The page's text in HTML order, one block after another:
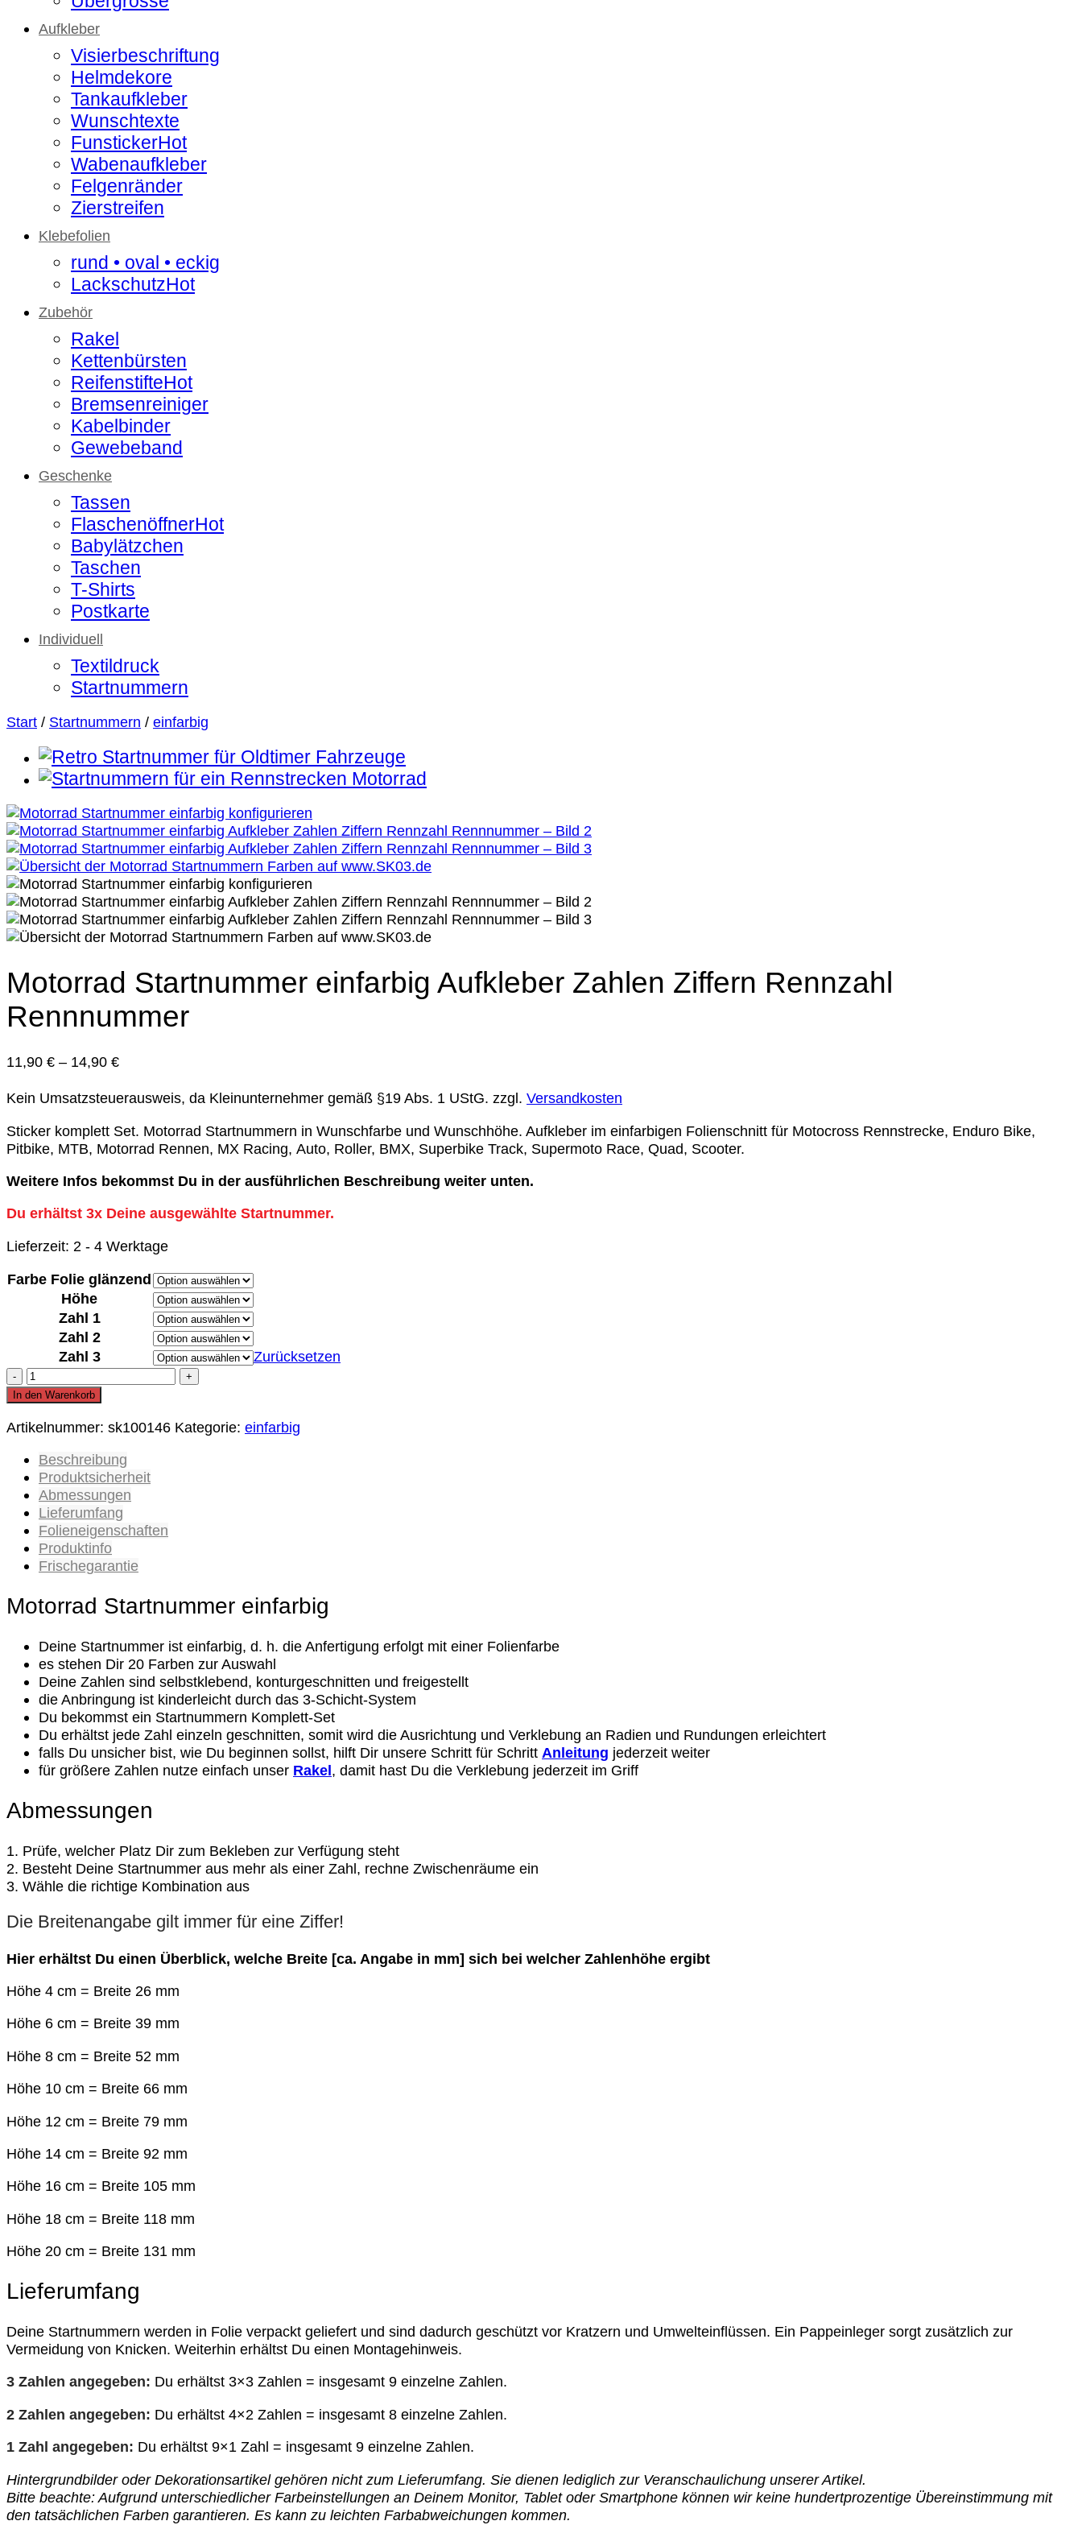
Aufkleber
Visierbeschriftung
Helmdekore
Tankaufkleber
Wunschtexte
Funsticker
Wabenaufkleber
Felgenränder
Zierstreifen
Klebefolien
rund • oval • eckig
Lackschutz
Zubehör
Rakel
Kettenbürsten
Reifenstifte
Bremsenreiniger
Kabelbinder
Gewebeband
Geschenke
Tassen
Flaschenöffner
Babylätzchen
Taschen
T-Shirts
Postkarte
Individuell
Textildruck
Startnummern
Start / Startnummern / einfarbig
Motorrad Startnummer einfarbig Aufkleber Zahlen Ziffern Rennzahl
Rennnummer
11,90 € – 14,90 €
Kein Umsatzsteuerausweis, da Kleinunternehmer gemäß §19 Abs. 1 UStG. zzgl. Versandkosten
Sticker komplett Set. Motorrad Startnummern in Wunschfarbe und Wunschhöhe. Aufkleber im einfarbigen Folienschnitt für Motocross Rennstrecke, Enduro Bike,
Pitbike, MTB, Motorrad Rennen, MX Racing, Auto, Roller, BMX, Superbike Track, Supermoto Race, Quad, Scooter.
Weitere Infos bekommst Du in der ausführlichen Beschreibung weiter unten.
Du erhältst 3x Deine ausgewählte Startnummer.
Lieferzeit: 2 - 4 Werktage
Farbe Folie glänzend
Höhe
Zahl 1
Zahl 2
Zahl 3
Zurücksetzen
Motorrad
Startnummer
Aufkleber
Ziffern
Rennzahl
Rennnummer
Menge
In den Warenkorb
Artikelnummer: sk100146 Kategorie: einfarbig
Beschreibung
Produktsicherheit
Abmessungen
Lieferumfang
Folieneigenschaften
Produktinfo
Frischegarantie
Motorrad Startnummer einfarbig
Deine Startnummer ist einfarbig, d. h. die Anfertigung erfolgt mit einer Folienfarbe
es stehen Dir 20 Farben zur Auswahl
Deine Zahlen sind selbstklebend, konturgeschnitten und freigestellt
die Anbringung ist kinderleicht durch das 3-Schicht-System
Du bekommst ein Startnummern Komplett-Set
Du erhältst jede Zahl einzeln geschnitten, somit wird die Ausrichtung und Verklebung an Radien und Rundungen erleichtert
falls Du unsicher bist, wie Du beginnen sollst, hilft Dir unsere Schritt für Schritt Anleitung jederzeit weiter
für größere Zahlen nutze einfach unser Rakel, damit hast Du die Verklebung jederzeit im Griff
Abmessungen
1. Prüfe, welcher Platz Dir zum Bekleben zur Verfügung steht
2. Besteht Deine Startnummer aus mehr als einer Zahl, rechne Zwischenräume ein
3. Wähle die richtige Kombination aus
Die Breitenangabe gilt immer für eine Ziffer!
Hier erhältst Du einen Überblick, welche Breite [ca. Angabe in mm] sich bei welcher Zahlenhöhe ergibt
Höhe 4 cm = Breite 26 mm
Höhe 6 cm = Breite 39 mm
Höhe 8 cm = Breite 52 mm
Höhe 10 cm = Breite 66 mm
Höhe 12 cm = Breite 79 mm
Höhe 14 cm = Breite 92 mm
Höhe 16 cm = Breite 105 mm
Höhe 18 cm = Breite 118 mm
Höhe 20 cm = Breite 131 mm
Lieferumfang
Deine Startnummern werden in Folie verpackt geliefert und sind dadurch geschützt vor Kratzern und Umwelteinflüssen. Ein Pappeinleger sorgt zusätzlich zur
Vermeidung von Knicken. Weiterhin erhältst Du einen Montagehinweis.
3 Zahlen angegeben: Du erhältst 3×3 Zahlen = insgesamt 9 einzelne Zahlen.
2 Zahlen angegeben: Du erhältst 4×2 Zahlen = insgesamt 8 einzelne Zahlen.
1 Zahl angegeben: Du erhältst 9×1 Zahl = insgesamt 9 einzelne Zahlen.
Hintergrundbilder oder Dekorationsartikel gehören nicht zum Lieferumfang. Sie dienen lediglich zur Veranschaulichung unserer Artikel.
Bitte beachte: Aufgrund unterschiedlicher Farbeinstellungen an Deinem Monitor, Tablet oder Smartphone können wir keine hundertprozentige Übereinstimmung mit
den tatsächlichen Farben garantieren. Es kann zu leichten Farbabweichungen kommen.